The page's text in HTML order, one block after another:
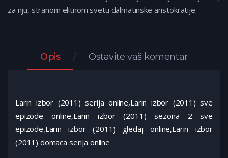
za nju, stranom elitnom svetu dalmatinske aristokratije
Opis Ostavite vaš komentar
Larin izbor (2011) serija online,Larin izbor (2011) sve
epizode online,Larin izbor (2011) sezona 2 sve
epizode,Larin izbor (2011) gledaj online,Larin izbor
(2011) domaca serija online